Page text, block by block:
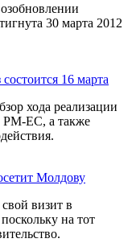
30 марта 2012
16 марта
хода реализации
РМ-ЕС, а также
Молдову
визит в
на тот